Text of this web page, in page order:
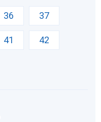
36 37
41 42